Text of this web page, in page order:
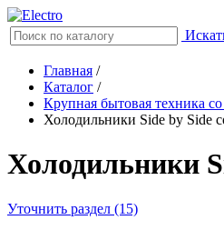
Главная /
Каталог /
Крупная бытовая техника
Холодильники Side by Side
Холодильники
Уточнить раздел (15)